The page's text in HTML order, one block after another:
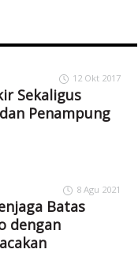
12 Okt 2017
Sekaligus
Penampung
8 Agu 2021
Batas
dengan